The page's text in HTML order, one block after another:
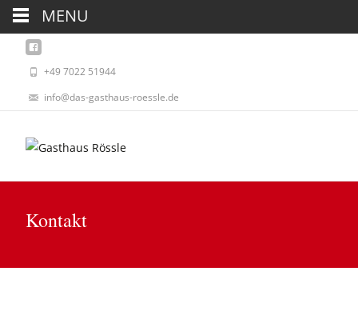
+49 7022 51944
info@das-gasthaus-roessle.de
Kontakt
MENU